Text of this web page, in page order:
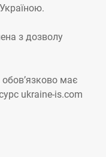
з дозволу
обов’язково має
ukraine-is.com